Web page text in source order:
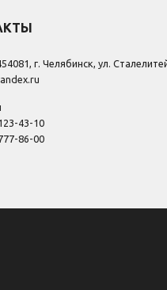
г. Челябинск, ул.
43-10
86-00